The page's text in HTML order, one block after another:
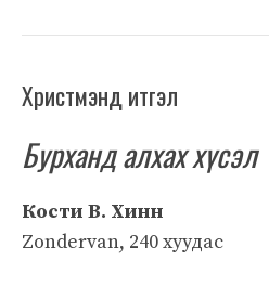
Христмэнд итгэл
Бурханд алхах хүсэл
Кости В. Хинн
Zondervan, 240 хуудас